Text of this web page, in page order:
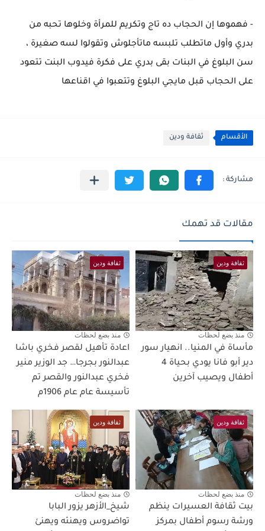
- فهموها إن الحجاب ده تاج وتكريم للمرأة وخلوها تحبه من
بدري وأول ماتطلب تلبسه ماتأجلوش وتقولوا لسه صغيرة ،
سن البلوغ في البنات بقى بدري على فكرة فيدوب البنت تتعود
على الحجاب قبل مايجي البلوغ وتتعبوا في اقناعها
الأقسام ثقافة ودين
مقالات قد تهمك
ثقافة ودين
منذ بضع لحظات
مأساة في المنيا.. انهيار سور
دير أبو فانا يودي بحياة 4
أطفال ويصيب آخرين
ثقافة ودين
منذ بضع لحظات
اعادة تأهيل لقصر فخري باشا
عبدالنور بجرجا… جد الوزير منير
فخري عبدالنور والقصر تم
تأسيسة عام عام 1906م
ثقافة ودين
منذ بضع لحظات
بيت ثقافة العسيرات ينظم
ورشة رسوم أطفال بمركز
ثقافة ودين
منذ بضع لحظات
شيخ_الأزهر يزور البابا
تواضروس ويهنئه ويهنئ